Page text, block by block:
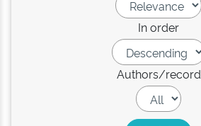
In order
Authors/record